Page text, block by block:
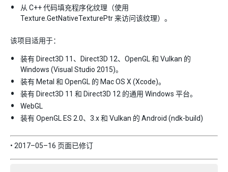
从 C++ 代码填充程序化纹理（使用
Texture.GetNativeTexturePtr 来访问该纹理）。
该项目适用于：
装有 Direct3D 11、Direct3D 12、OpenGL 和 Vulkan 的
Windows (Visual Studio 2015)。
装有 Metal 和 OpenGL 的 Mac OS X (Xcode)。
装有 Direct3D 11 和 Direct3D 12 的通用 Windows 平台。
WebGL
装有 OpenGL ES 2.0、3.x 和 Vulkan 的 Android (ndk-build)
• 2017–05–16 页面已修订